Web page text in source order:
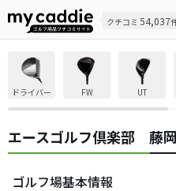
クチコミ 54,037
ドライバー FW UT
エースゴルフ倶楽部 藤岡
ゴルフ場基本情報